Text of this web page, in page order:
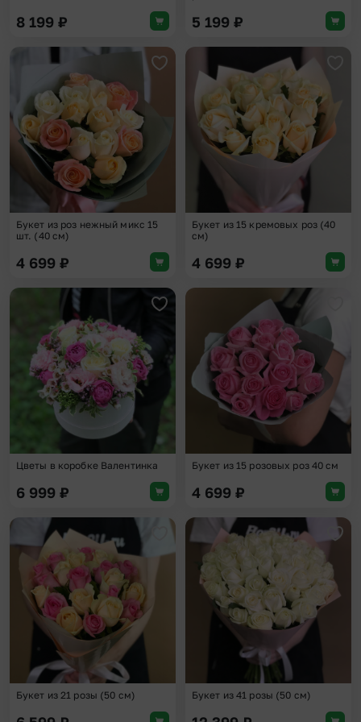
8 199 ₽ 5 199 ₽
Добавить в избранное
Букет из роз нежный микс 15
шт. (40 см)
4 699 ₽
Букет из 15 кремовых роз (40
см)
4 699 ₽
Добавить в избранное
Цветы в коробке Валентинка
6 999 ₽
Букет из 15 розовых роз 40 см
4 699 ₽
Добавить в избранное
Букет из 21 розы (50 см) Букет из 41 розы (50 см)